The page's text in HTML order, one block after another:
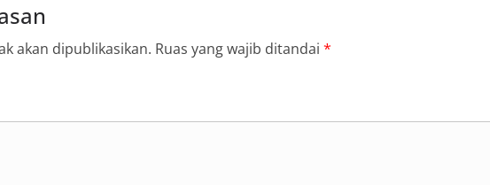
akan dipublikasikan. Ruas yang wajib ditandai *